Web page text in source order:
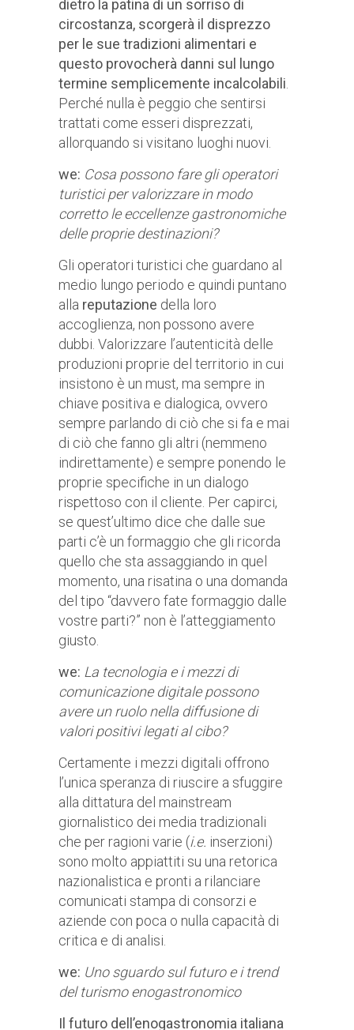
dietro la patina di un sorriso di
circostanza, scorgerà il disprezzo
per le sue tradizioni alimentari e
questo provocherà danni sul lungo
termine semplicemente incalcolabili.
Perché nulla è peggio che sentirsi
trattati come esseri disprezzati,
allorquando si visitano luoghi nuovi.
we: Cosa possono fare gli operatori
turistici per valorizzare in modo
corretto le eccellenze gastronomiche
delle proprie destinazioni?
Gli operatori turistici che guardano al
medio lungo periodo e quindi puntano
alla reputazione della loro
accoglienza, non possono avere
dubbi. Valorizzare l’autenticità delle
produzioni proprie del territorio in cui
insistono è un must, ma sempre in
chiave positiva e dialogica, ovvero
sempre parlando di ciò che si fa e mai
di ciò che fanno gli altri (nemmeno
indirettamente) e sempre ponendo le
proprie specifiche in un dialogo
rispettoso con il cliente. Per capirci,
se quest’ultimo dice che dalle sue
parti c’è un formaggio che gli ricorda
quello che sta assaggiando in quel
momento, una risatina o una domanda
del tipo “davvero fate formaggio dalle
vostre parti?” non è l’atteggiamento
giusto.
we: La tecnologia e i mezzi di
comunicazione digitale possono
avere un ruolo nella diffusione di
valori positivi legati al cibo?
Certamente i mezzi digitali offrono
l’unica speranza di riuscire a sfuggire
alla dittatura del mainstream
giornalistico dei media tradizionali
che per ragioni varie (i.e. inserzioni)
sono molto appiattiti su una retorica
nazionalistica e pronti a rilanciare
comunicati stampa di consorzi e
aziende con poca o nulla capacità di
critica e di analisi.
we: Uno sguardo sul futuro e i trend
del turismo enogastronomico
Il futuro dell’enogastronomia italiana